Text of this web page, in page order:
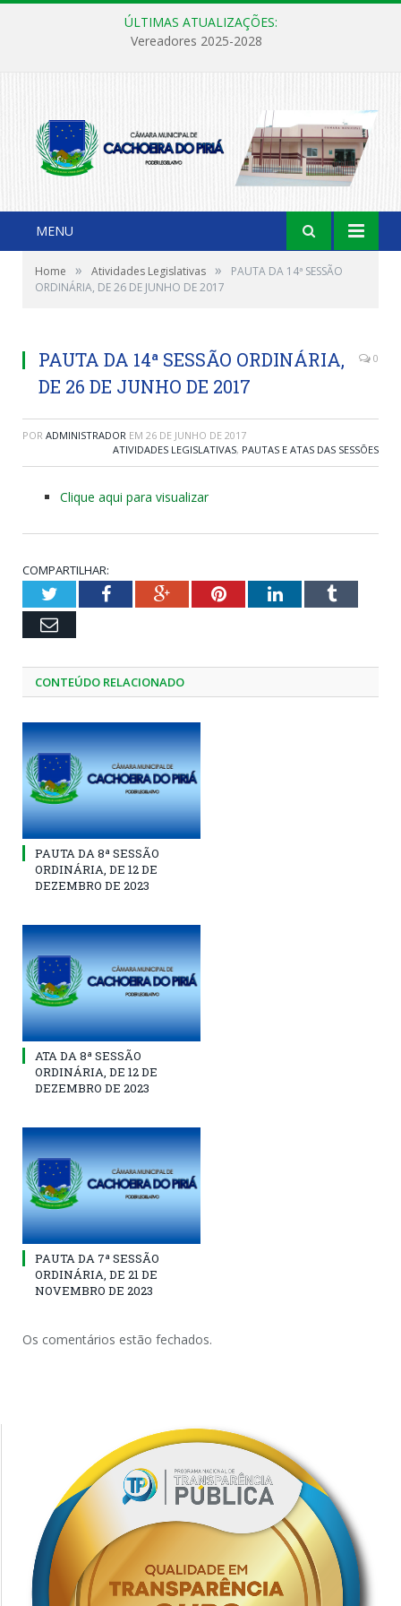
ÚLTIMAS ATUALIZAÇÕES:
Vereadores 2025-2028
MENU
Home » Atividades Legislativas »
PAUTA DA 14ª SESSÃO
ORDINÁRIA, DE 26 DE JUNHO DE 2017
PAUTA DA 14ª SESSÃO ORDINÁRIA,
DE 26 DE JUNHO DE 2017
0
POR ADMINISTRADOR EM 26 DE JUNHO DE 2017
ATIVIDADES LEGISLATIVAS, PAUTAS E ATAS DAS SESSÕES
Clique aqui para visualizar
COMPARTILHAR:
TwitterFacebookGoogle+PinterestLinkedInTumblr
Email
CONTEÚDO RELACIONADO
PAUTA DA 8ª SESSÃO
ORDINÁRIA, DE 12 DE
DEZEMBRO DE 2023
ATA DA 8ª SESSÃO
ORDINÁRIA, DE 12 DE
DEZEMBRO DE 2023
PAUTA DA 7ª SESSÃO
ORDINÁRIA, DE 21 DE
NOVEMBRO DE 2023
Os comentários estão fechados.